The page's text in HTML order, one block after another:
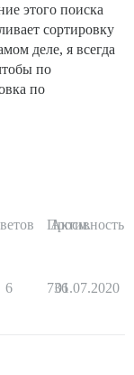
этого поиска
сортировку
деле, я всегда
по
по
Просм.
Активность
6 736
01.07.2020